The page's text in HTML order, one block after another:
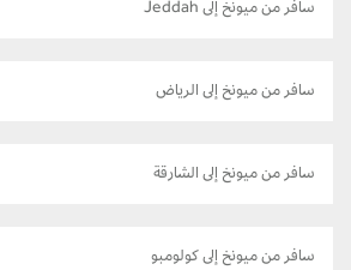
سافر من ميونخ إلى Jeddah
سافر من ميونخ إلى الرياض
سافر من ميونخ إلى الشارقة
سافر من ميونخ إلى كولومبو